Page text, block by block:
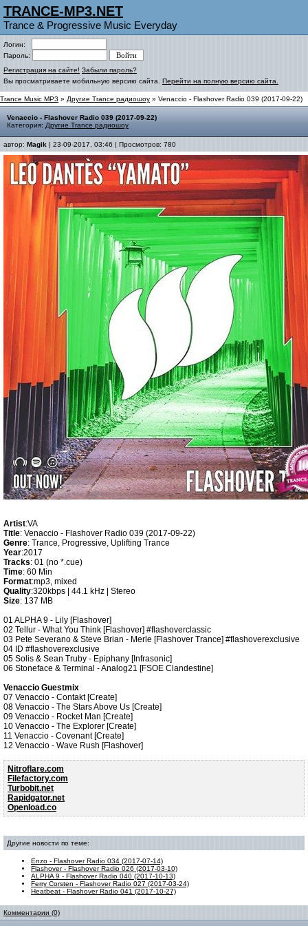
TRANCE-MP3.NET
Trance & Progressive Music Everyday
Логин:
Пароль:
Регистрация на сайте! Забыли пароль?
Вы просматриваете мобильную версию сайта. Перейти на полную версию сайта.
Trance Music MP3 » Другие Trance радиошоу » Venaccio - Flashover Radio 039 (2017-09-22)
Venaccio - Flashover Radio 039 (2017-09-22)
Категория: Другие Trance радиошоу
автор: Magik | 23-09-2017, 03:46 | Просмотров: 780
Artist:VA
Title: Venaccio - Flashover Radio 039 (2017-09-22)
Genre: Trance, Progressive, Uplifting Trance
Year:2017
Tracks: 01 (no *.cue)
Time: 60 Min
Format:mp3, mixed
Quality:320kbps | 44.1 kHz | Stereo
Size: 137 MB
01 ALPHA 9 - Lily [Flashover]
02 Tellur - What You Think [Flashover] #flashoverclassic
03 Pete Severano & Steve Brian - Merle [Flashover Trance] #flashoverexclusive
04 ID #flashoverexclusive
05 Solis & Sean Truby - Epiphany [Infrasonic]
06 Stoneface & Terminal - Analog21 [FSOE Clandestine]
Venaccio Guestmix
07 Venaccio - Contakt [Create]
08 Venaccio - The Stars Above Us [Create]
09 Venaccio - Rocket Man [Create]
10 Venaccio - The Explorer [Create]
11 Venaccio - Covenant [Create]
12 Venaccio - Wave Rush [Flashover]
Nitroflare.com
Filefactory.com
Turbobit.net
Rapidgator.net
Openload.co
Другие новости по теме:
Enzo - Flashover Radio 034 (2017-07-14)
Flashover - Flashover Radio 026 (2017-03-10)
ALPHA 9 - Flashover Radio 040 (2017-10-13)
Ferry Corsten - Flashover Radio 027 (2017-03-24)
Heatbeat - Flashover Radio 041 (2017-10-27)
Комментарии (0)